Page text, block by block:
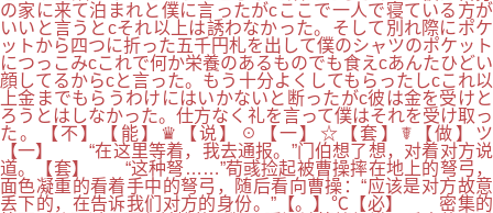
の家に来て泊まれと僕に言ったがcここで一人で寝ている方が
いいと言うとcそれ以上は誘わなかった。そして別れ際にポケ
ットから四つに折った五千円札を出して僕のシャツのポケット
につっこみcこれで何か栄養のあるものでも食えcあんたひどい
顔してるからcと言った。もう十分よくしてもらったしcこれ以
上金までもらうわけにはいかないと断ったがc彼は金を受けと
ろうとはしなかった。仕方なく礼を言って僕はそれを受け取っ
た。【不】【能】♛【说】☉【一】☆【套】☤【做】ツ
【一】 “在这里等着，我去通报。”门伯想了想，对着对方说
道。【套】 “这种弩……”荀彧捡起被曹操摔在地上的弩弓，
面色凝重的看着手中的弩弓，随后看向曹操：“应该是对方故意
丢下的，在告诉我们对方的身份。”【。】℃【必】 密集的